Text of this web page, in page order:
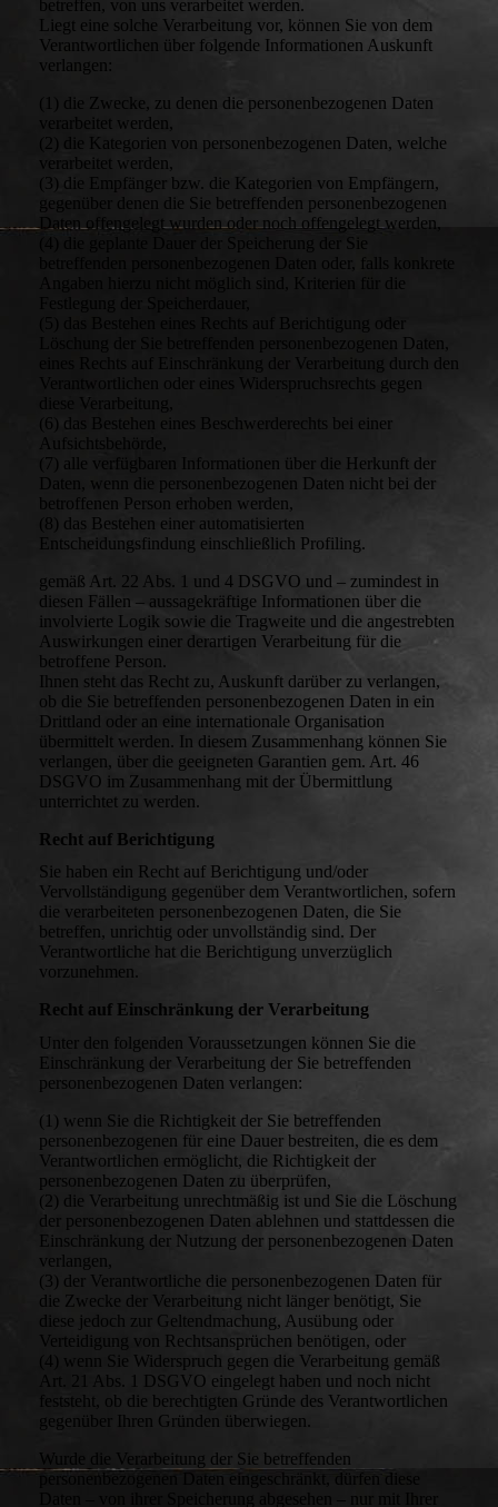
betreffen, von uns verarbeitet werden.
Liegt eine solche Verarbeitung vor, können Sie von dem
Verantwortlichen über folgende Informationen Auskunft
verlangen:
(1) die Zwecke, zu denen die personenbezogenen Daten
verarbeitet werden,
(2) die Kategorien von personenbezogenen Daten, welche
verarbeitet werden,
(3) die Empfänger bzw. die Kategorien von Empfängern,
gegenüber denen die Sie betreffenden personenbezogenen
Daten offengelegt wurden oder noch offengelegt werden,
betreffenden personenbezogenen Daten oder, falls konkrete
Angaben hierzu nicht möglich sind, Kriterien für die
(5) das Bestehen eines Rechts auf Berichtigung oder
Löschung der Sie betreffenden personenbezogenen Daten,
eines Rechts auf Einschränkung der Verarbeitung durch den
Verantwortlichen oder eines Widerspruchsrechts gegen
diese Verarbeitung,
(6) das Bestehen eines Beschwerderechts bei einer
Aufsichtsbehörde,
(7) alle verfügbaren Informationen über die Herkunft der
Daten, wenn die personenbezogenen Daten nicht bei der
betroffenen Person erhoben werden,
(8) das Bestehen einer automatisierten
Entscheidungsfindung einschließlich Profiling.
gemäß Art. 22 Abs. 1 und 4 DSGVO und – zumindest in
diesen Fällen – aussagekräftige Informationen über die
involvierte Logik sowie die Tragweite und die angestrebten
Auswirkungen einer derartigen Verarbeitung für die
betroffene Person.
Ihnen steht das Recht zu, Auskunft darüber zu verlangen,
ob die Sie betreffenden personenbezogenen Daten in ein
Drittland oder an eine internationale Organisation
übermittelt werden. In diesem Zusammenhang können Sie
verlangen, über die geeigneten Garantien gem. Art. 46
DSGVO im Zusammenhang mit der Übermittlung
unterrichtet zu werden.
Recht auf Berichtigung
Sie haben ein Recht auf Berichtigung und/oder
Vervollständigung gegenüber dem Verantwortlichen, sofern
die verarbeiteten personenbezogenen Daten, die Sie
betreffen, unrichtig oder unvollständig sind. Der
Verantwortliche hat die Berichtigung unverzüglich
vorzunehmen.
Recht auf Einschränkung der Verarbeitung
Unter den folgenden Voraussetzungen können Sie die
Einschränkung der Verarbeitung der Sie betreffenden
personenbezogenen Daten verlangen:
(1) wenn Sie die Richtigkeit der Sie betreffenden
personenbezogenen für eine Dauer bestreiten, die es dem
Verantwortlichen ermöglicht, die Richtigkeit der
personenbezogenen Daten zu überprüfen,
(2) die Verarbeitung unrechtmäßig ist und Sie die Löschung
der personenbezogenen Daten ablehnen und stattdessen die
Einschränkung der Nutzung der personenbezogenen Daten
verlangen,
(3) der Verantwortliche die personenbezogenen Daten für
die Zwecke der Verarbeitung nicht länger benötigt, Sie
diese jedoch zur Geltendmachung, Ausübung oder
Verteidigung von Rechtsansprüchen benötigen, oder
(4) wenn Sie Widerspruch gegen die Verarbeitung gemäß
Art. 21 Abs. 1 DSGVO eingelegt haben und noch nicht
feststeht, ob die berechtigten Gründe des Verantwortlichen
gegenüber Ihren Gründen überwiegen.
Wurde die Verarbeitung der Sie betreffenden
personenbezogenen Daten eingeschränkt, dürfen diese